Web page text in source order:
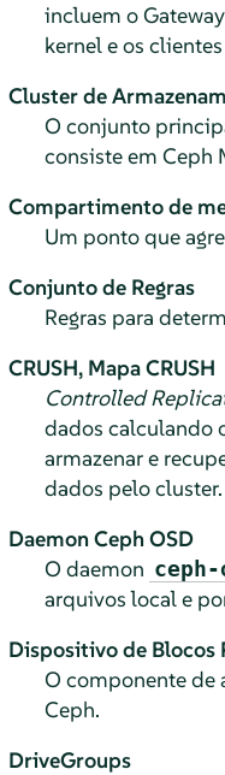
incluem o
kernel e os
Cluster de
O conjunto
consiste em Ceph
Compartimento de
Um ponto que
Conjunto de Regras
Regras para
CRUSH, Mapa CRUSH
Controlled
dados calculando
armazenar e
dados pelo cluster.
Daemon Ceph OSD
O daemon ceph-
arquivos local e
Dispositivo de Blocos
O componente de
Ceph.
DriveGroups